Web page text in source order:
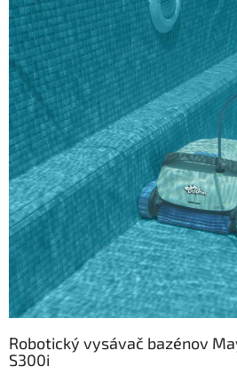
Robotický vysávač bazénov
S300i